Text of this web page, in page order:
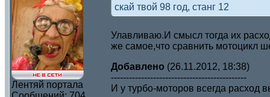
Лентяй портала
скай твой 98 год, станг 12
Улавливаю.И смысл тогда их
же самое,что сравнить мотоцикл
Добавлено (26.11.2012, 18:38)
---------------------------------------------
И у турбо-моторов всегда расход